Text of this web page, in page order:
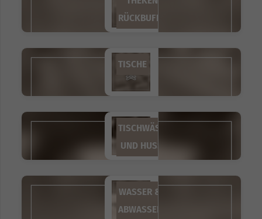
RÜCKBUFFETS
TISCHE
TISCHWÄSCHE
UND HUSSEN
WASSER &
ABWASSER